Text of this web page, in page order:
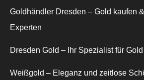
Goldhändler Dresden – Gold kaufen
Experten
Dresden Gold – Ihr Spezialist für
Weißgold – Eleganz und zeitlose